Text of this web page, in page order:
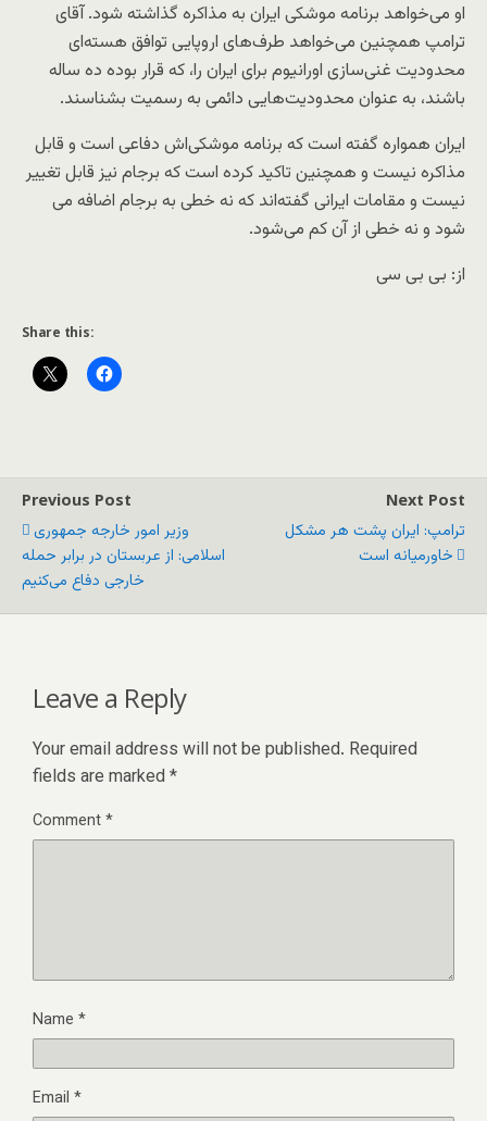
او می‌خواهد برنامه موشکی ایران به مذاکره گذاشته شود. آقای
ترامپ همچنین می‌خواهد طرف‌های اروپایی توافق هسته‌ای
محدودیت‌ غنی‌سازی اورانیوم برای ایران را، که قرار بوده ده ساله
باشند، به عنوان محدودیت‌هایی دائمی به رسمیت بشناسند.
ایران همواره گفته است که برنامه موشکی‌اش دفاعی است و قابل
مذاکره نیست و همچنین تاکید کرده است که برجام نیز قابل تغییر
نیست و مقامات ایرانی گفته‌اند که نه خطی به برجام اضافه می
شود و نه خطی از آن کم می‌شود.
از: بی بی سی
Share this:
Previous Post
وزیر امور خارجه جمهوری
اسلامی: از عربستان در برابر حمله
خارجی دفاع می‌کنیم
Next Post
ترامپ: ایران پشت هر مشکل
خاورمیانه است
Leave a Reply
Your email address will not be published. Required
fields are marked *
Comment*
Name *
Email *